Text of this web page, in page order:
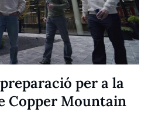
per a la
Copper Mountain